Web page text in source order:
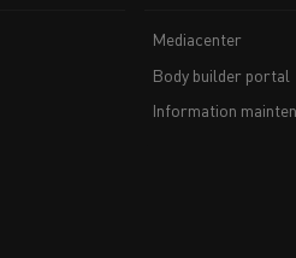
Mediacenter
Body builder portal
Information